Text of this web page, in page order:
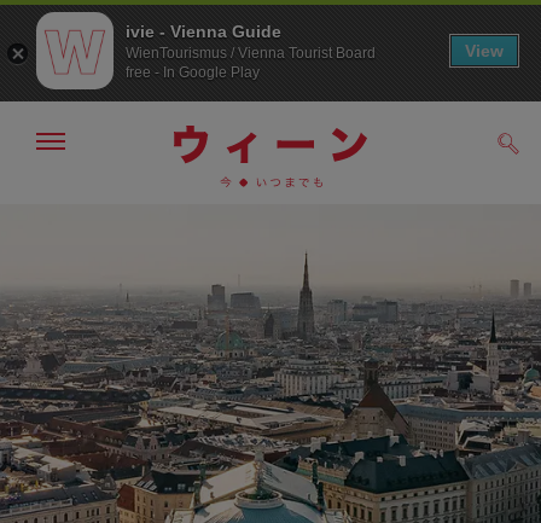
へ
ジ
の
ト
ッ
プ
へ
メ
非
表
示
ivie - Vienna Guide
WienTourismus / Vienna Tourist Board
free - In Google Play
View